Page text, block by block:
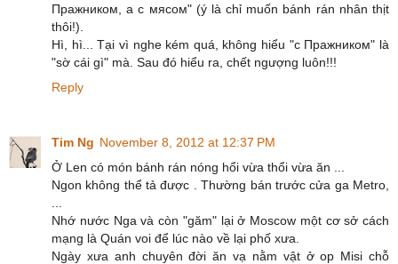
Пражником, а с мясом" (ý là chỉ muốn bánh rán nhân thịt
thôi!).
Hì, hì... Tại vì nghe kém quá, không hiểu "с Пражником" là
"sờ cái gì" mà. Sau đó hiểu ra, chết ngượng luôn!!!
Reply
Tim Ng November 8, 2012 at 12:37 PM
Ở Len có món bánh rán nóng hổi vừa thổi vừa ăn ...
Ngon không thể tả được . Thường bán trước cửa ga Metro,
Nhớ nước Nga và còn "găm" lại ở Moscow một cơ sở cách
mạng là Quán voi để lúc nào về lại phố xưa.
Ngày xưa anh chuyên đời ăn vạ nằm vật ở op Misi chỗ